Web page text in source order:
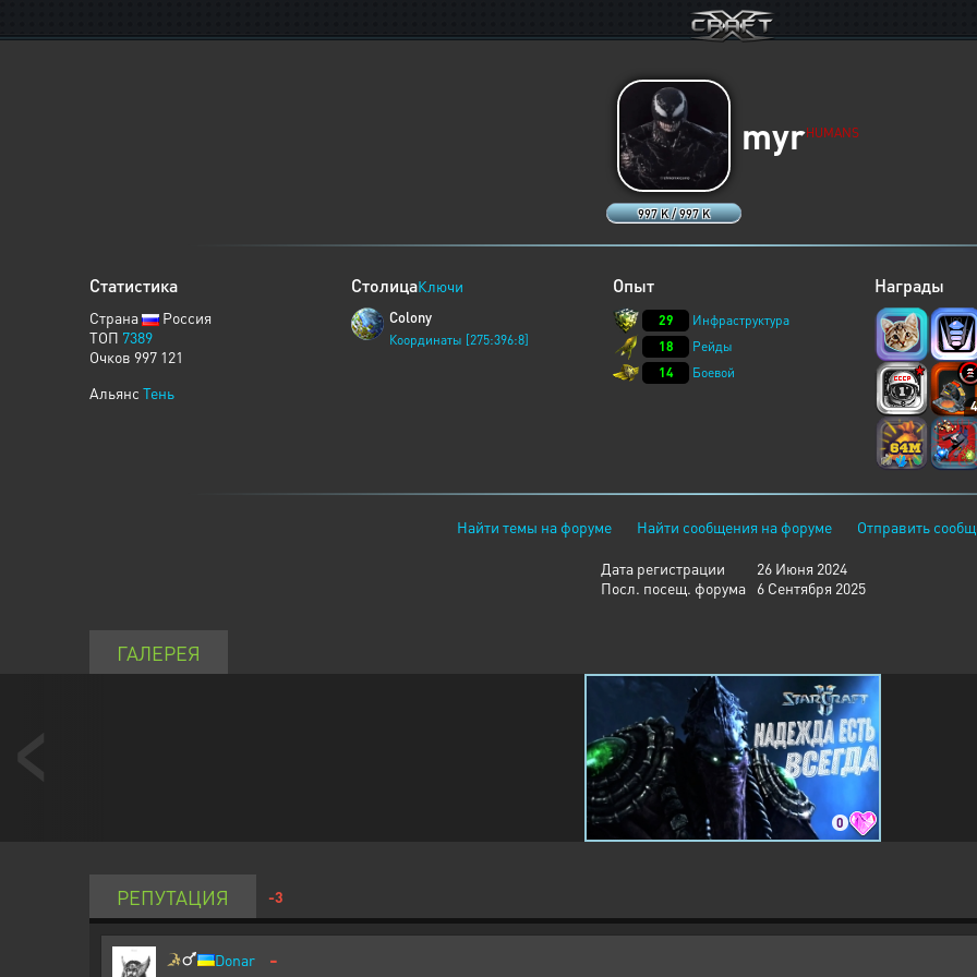
997 K / 997 K
myrHUMANS
Статистика
Страна
Россия
ТОП 7389
Очков 997 121
Альянс Тень
СтолицаКлючи
Colony
Координаты [275:396:8]
Опыт
29
Инфраструктура
18
Рейды
14
Боевой
Награды
4
Найти темы на форуме Найти сообщения на форуме Отправить
Дата регистрации
26 Июня 2024
Посл. посещ. форума
6 Сентября 2025
ГАЛЕРЕЯ
0
РЕПУТАЦИЯ -3
Donar -